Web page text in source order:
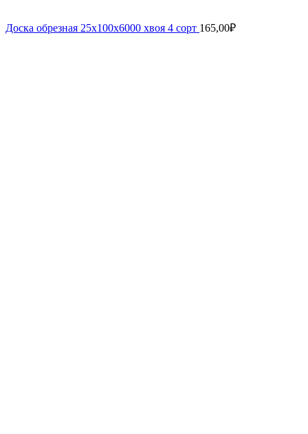
Доска обрезная 25х100х6000 хвоя 4 сорт 165,00₽